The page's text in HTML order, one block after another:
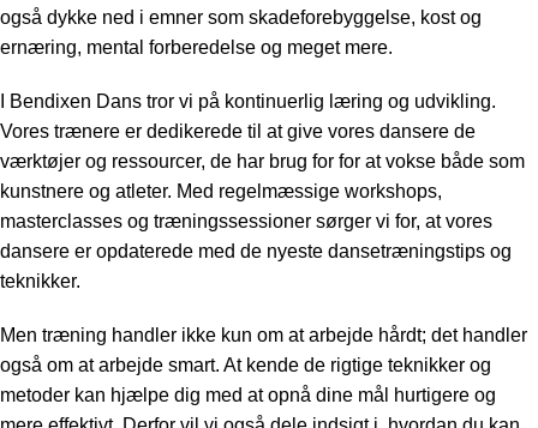
også dykke ned i emner som skadeforebyggelse, kost og
ernæring, mental forberedelse og meget mere.
I Bendixen Dans tror vi på kontinuerlig læring og udvikling.
Vores trænere er dedikerede til at give vores dansere de
værktøjer og ressourcer, de har brug for for at vokse både som
kunstnere og atleter. Med regelmæssige workshops,
masterclasses og træningssessioner sørger vi for, at vores
dansere er opdaterede med de nyeste dansetræningstips og
teknikker.
Men træning handler ikke kun om at arbejde hårdt; det handler
også om at arbejde smart. At kende de rigtige teknikker og
metoder kan hjælpe dig med at opnå dine mål hurtigere og